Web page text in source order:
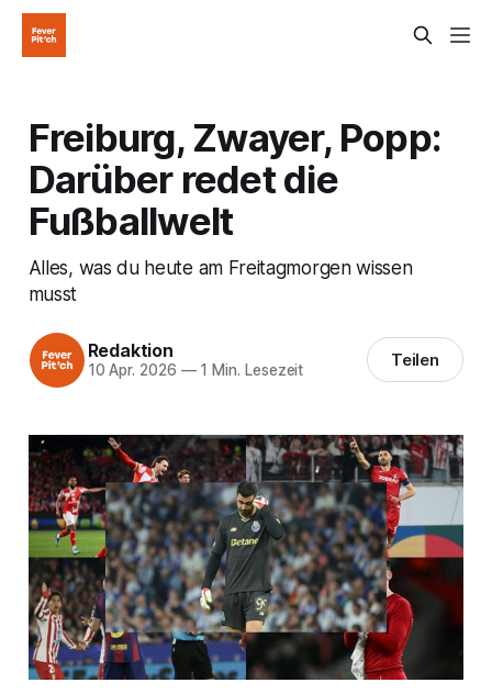
Freiburg, Zwayer, Popp:
Darüber redet die
Fußballwelt
Alles, was du heute am Freitagmorgen wissen
musst
Redaktion
10 Apr. 2026 —1 Min. Lesezeit Teilen